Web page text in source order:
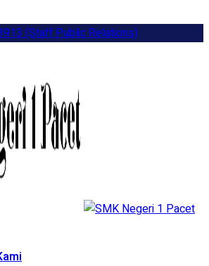
(Staff Public Relations)